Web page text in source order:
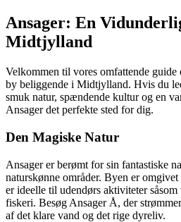
Ansager: En
Midtjylland
Velkommen til vores omfattende
by beliggende i Midtjylland. Hvis du
smuk natur, spændende kultur og en
Ansager det perfekte sted for dig.
Den Magiske Natur
Ansager er berømt for sin fantastiske
naturskønne områder. Byen er
er ideelle til udendørs aktiviteter
fiskeri. Besøg Ansager Å, der
af det klare vand og det rige dyreliv.